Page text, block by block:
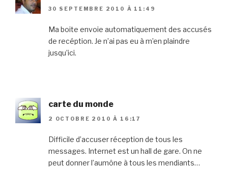
30 SEPTEMBRE 2010 À 11:49
Ma boite envoie automatiquement des accusés
de recéption. Je n’ai pas eu à m’en plaindre
jusqu’ici.
carte du monde
2 OCTOBRE 2010 À 16:17
Difficile d’accuser réception de tous les
messages. Internet est un hall de gare. On ne
peut donner l’aumône à tous les mendiants…